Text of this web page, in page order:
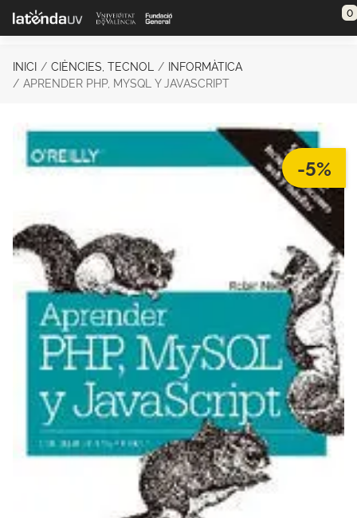
Saltar al contenido principal 0
INICI CIÈNCIES, TECNOL
INFORMÀTICA
APRENDER PHP, MYSQL Y JAVASCRIPT
-5%